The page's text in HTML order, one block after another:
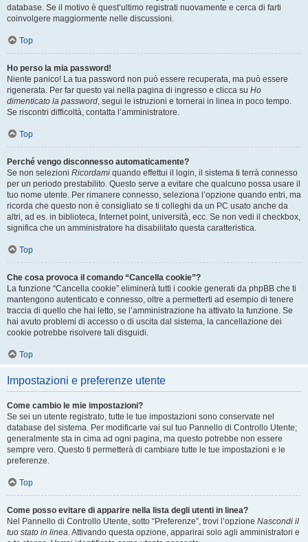
database. Se il motivo è quest’ultimo registrati nuovamente e cerca di farti
coinvolgere maggiormente nelle discussioni.
Top
Ho perso la mia password!
Niente panico! La tua password non può essere recuperata, ma può essere
rigenerata. Per far questo vai nella pagina di ingresso e clicca su Ho
dimenticato la password, segui le istruzioni e tornerai in linea in poco tempo.
Se riscontri difficoltà, contatta l’amministratore.
Top
Perché vengo disconnesso automaticamente?
Se non selezioni Ricordami quando effettui il login, il sistema ti terrà connesso
per un periodo prestabilito. Questo serve a evitare che qualcuno possa usare il
tuo nome utente. Per rimanere connesso, seleziona l’opzione quando entri, ma
ricorda che questo non è consigliato se ti colleghi da un PC usato anche da
altri, ad es. in biblioteca, Internet point, università, ecc. Se non vedi il checkbox,
significa che un amministratore ha disabilitato questa caratteristica.
Top
Che cosa provoca il comando “Cancella cookie”?
La funzione “Cancella cookie” eliminerà tutti i cookie generati da phpBB che ti
mantengono autenticato e connesso, oltre a permetterti ad esempio di tenere
traccia di quello che hai letto, se l’amministrazione ha attivato la funzione. Se
hai avuto problemi di accesso o di uscita dal sistema, la cancellazione dei
cookie potrebbe risolvere tali disguidi.
Top
Impostazioni e preferenze utente
Come cambio le mie impostazioni?
Se sei un utente registrato, tutte le tue impostazioni sono conservate nel
database del sistema. Per modificarle vai sul tuo Pannello di Controllo Utente;
generalmente sta in cima ad ogni pagina, ma questo potrebbe non essere
sempre vero. Questo ti permetterà di cambiare tutte le tue impostazioni e le
preferenze.
Top
Come posso evitare di apparire nella lista degli utenti in linea?
Nel Pannello di Controllo Utente, sotto “Preferenze”, trovi l’opzione Nascondi il
tuo stato in linea. Attivando questa opzione, apparirai solo agli amministratori e